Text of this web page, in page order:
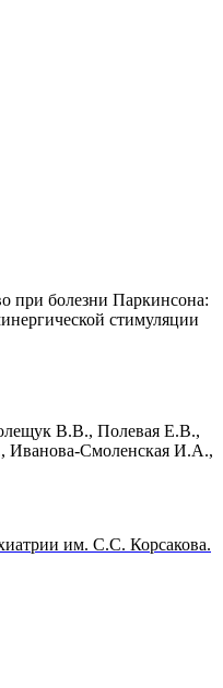
при болезни Паркинсона:
стимуляции
В.В., Полевая Е.В.,
, Иванова-Смоленская И.А.,
им. С.С. Корсакова.